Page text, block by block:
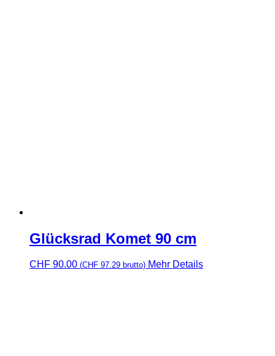
Glücksrad Komet 90 cm
CHF 90.00 (CHF 97.29 brutto) Mehr Details